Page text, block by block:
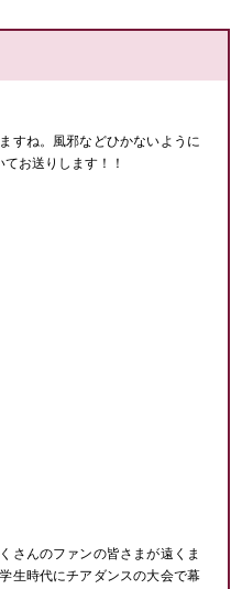
すね。風邪などひかないように
お送りします！！
さんのファンの皆さまが遠くま
生時代にチアダンスの大会で幕